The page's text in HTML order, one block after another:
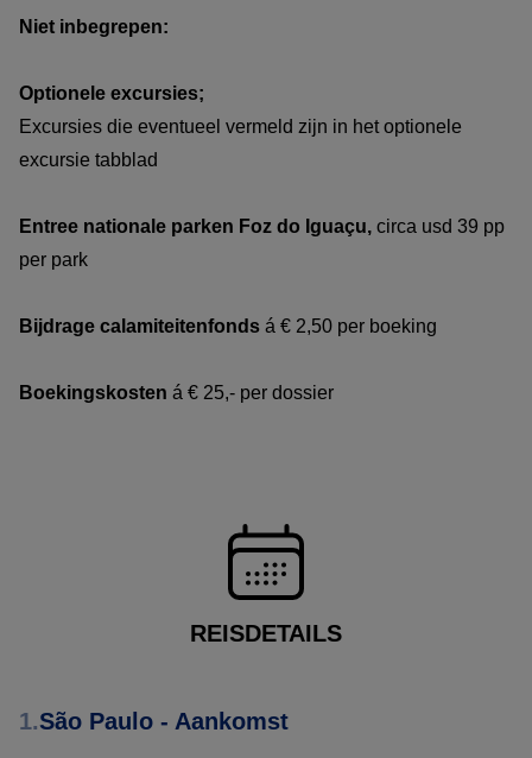
Niet inbegrepen:
Optionele excursies;
Excursies die eventueel vermeld zijn in het optionele
excursie tabblad
Entree nationale parken Foz do Iguaçu, circa usd 39 pp
per park
Bijdrage calamiteitenfonds á € 2,50 per boeking
Boekingskosten á € 25,- per dossier
REISDETAILS
1.São Paulo - Aankomst